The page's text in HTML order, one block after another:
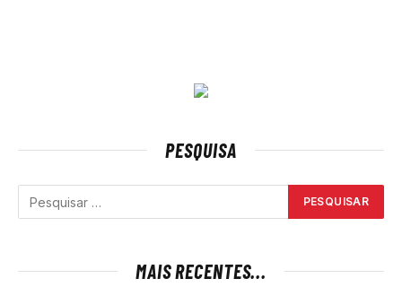
PESQUISA
MAIS RECENTES...